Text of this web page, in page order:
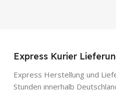
Express Kurier
Express Herstellung und
Stunden innerhalb